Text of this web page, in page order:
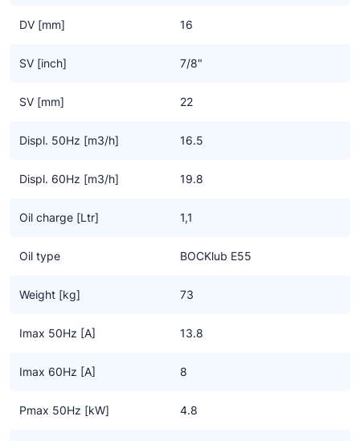
- Sterk verbeterd door optimalisatie van motor-efficiency,
Geschikt voor conventionele – of chloorvrije HFC
DV [mm] 16
SV [inch] 7/8"
SV [mm] 22
Displ. 50Hz [m3/h] 16.5
Displ. 60Hz [m3/h] 19.8
Oil charge [Ltr] 1,1
Oil type BOCKlub E55
Weight [kg] 73
Imax 50Hz [A] 13.8
Imax 60Hz [A] 8
Pmax 50Hz [kW] 4.8